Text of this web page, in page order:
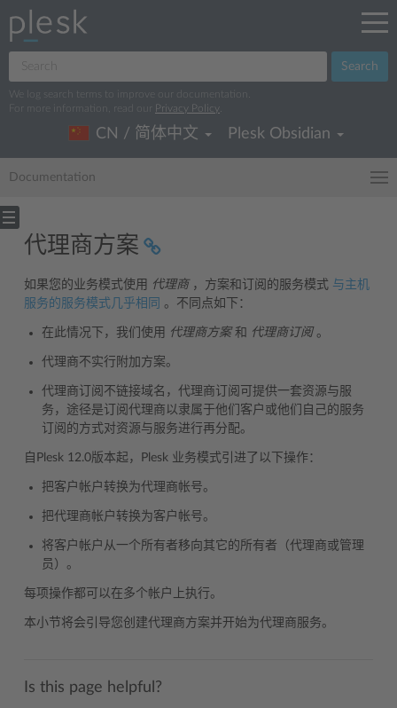
Search
We log search terms to improve our documentation.
For more information, read our
Privacy Policy
CN / 简体中文 Plesk Obsidian
Documentation
代理商方案
如果您的业务模式使用 代理商 ，方案和订阅的服务模式 与主机
服务的服务模式几乎相同 。不同点如下：
在此情况下，我们使用 代理商方案和 代理商订阅。
代理商不实行附加方案。
代理商订阅不链接域名，代理商订阅可提供一套资源与服
务，途径是订阅代理商以隶属于他们客户或他们自己的服务
订阅的方式对资源与服务进行再分配。
自Plesk 12.0版本起，Plesk 业务模式引进了以下操作：
把客户帐户转换为代理商帐号。
把代理商帐户转换为客户帐号。
将客户帐户从一个所有者移向其它的所有者（代理商或管理
员）。
每项操作都可以在多个帐户上执行。
本小节将会引导您创建代理商方案并开始为代理商服务。
Is this page helpful?